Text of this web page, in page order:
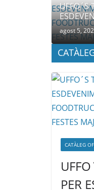
UFFO´S
agost 5,
CATÀLEG
PER